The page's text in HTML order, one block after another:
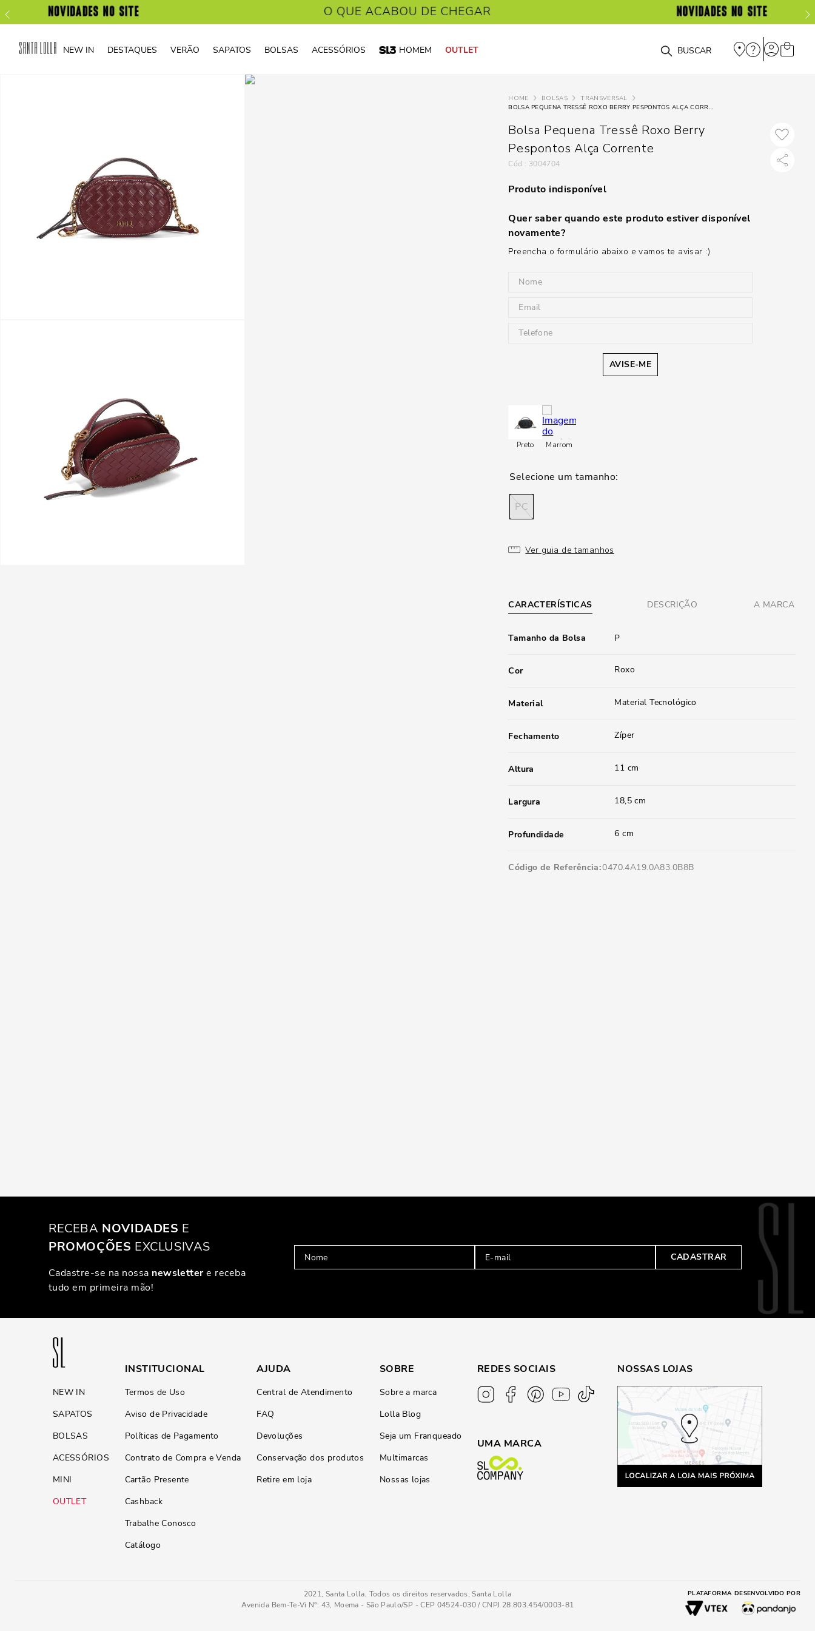
NEW IN DESTAQUES VERÃO SAPATOS BOLSAS ACESSÓRIOS HOMEM OUTLET O que você está procurando?
BOLSAS
TRANSVERSAL
BOLSA PEQUENA TRESSÊ ROXO BERRY PESPONTOS ALÇA CORRENTE
Bolsa Pequena Tressê Roxo Berry
Pespontos Alça Corrente
: 3004704
Produto indisponível
Quer saber quando este produto estiver disponível
novamente?
Preencha o formulário abaixo e vamos te avisar :)
AVISE-ME
Preto Marrom
PC
Ver guia de tamanhos
CARACTERÍSTICAS DESCRIÇÃO A MARCA
Tamanho da Bolsa P
Cor Roxo
Material Material Tecnológico
Fechamento Zíper
Altura 11 cm
Largura 18,5 cm
Profundidade 6 cm
Código de Referência 0470.4A19.0A83.0B8B
RECEBA NOVIDADES E
PROMOÇÕES EXCLUSIVAS
Cadastre-se na nossa newslettere receba
tudo em primeira mão!
CADASTRAR
NEW IN
SAPATOS
BOLSAS
ACESSÓRIOS
MINI
OUTLET
INSTITUCIONAL
Termos de Uso
Aviso de Privacidade
Políticas de Pagamento
Contrato de Compra e Venda
Cartão Presente
Cashback
Trabalhe Conosco
Catálogo
AJUDA
Central de Atendimento
FAQ
Devoluções
Conservação dos produtos
Retire em loja
SOBRE
Sobre a marca
Lolla Blog
Seja um Franqueado
Multimarcas
Nossas lojas
REDES SOCIAIS
UMA MARCA
NOSSAS LOJAS
2021, Santa Lolla, Todos os direitos reservados, Santa Lolla
Avenida Bem-Te-Vi N°: 43, Moema - São Paulo/SP - CEP 04524-030 / CNPJ 28.803.454/0003-81
PLATAFORMA DESENVOLVIDO POR